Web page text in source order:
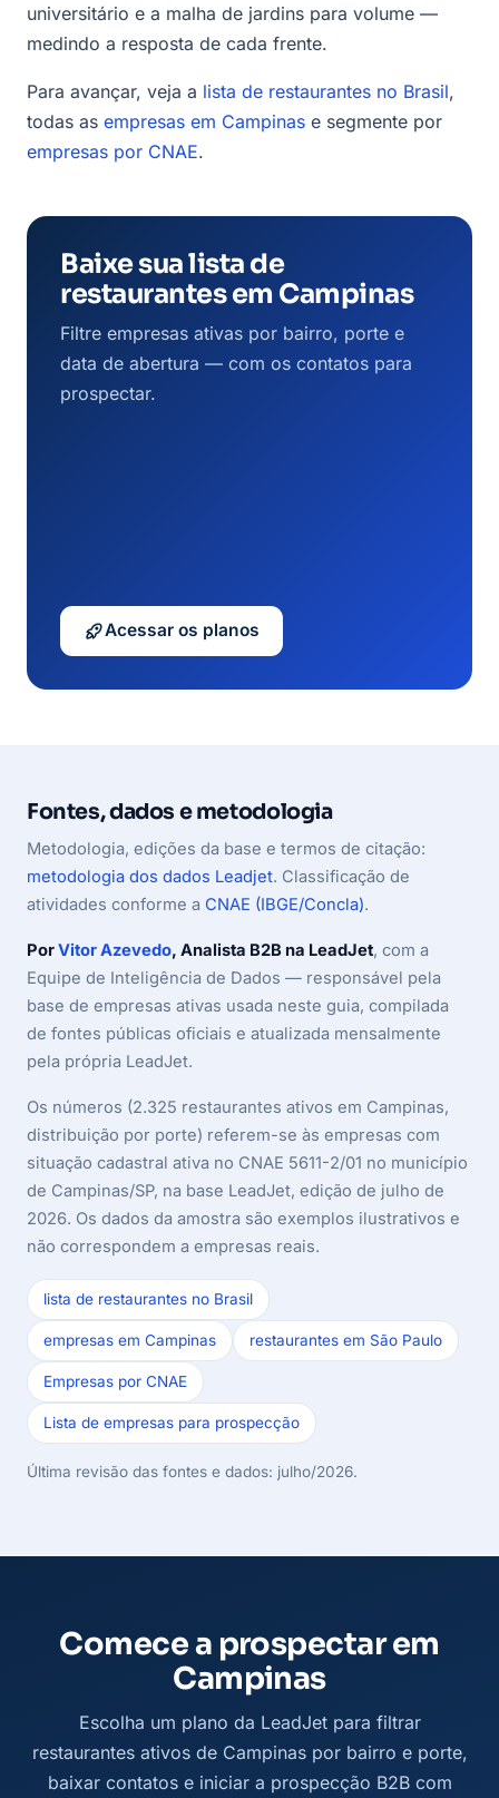
universitário e a malha de jardins para volume —
medindo a resposta de cada frente.
Para avançar, veja a lista de restaurantes no Brasil,
todas as empresas em Campinas e segmente por
empresas por CNAE.
Baixe sua lista de
restaurantes em Campinas
Filtre empresas ativas por bairro, porte e
data de abertura — com os contatos para
prospectar.
Acessar os planos
Fontes, dados e metodologia
Metodologia, edições da base e termos de citação:
metodologia dos dados Leadjet. Classificação de
atividades conforme a CNAE (IBGE/Concla).
PorVitor Azevedo, Analista B2B na LeadJet, com a
Equipe de Inteligência de Dados — responsável pela
base de empresas ativas usada neste guia, compilada
de fontes públicas oficiais e atualizada mensalmente
pela própria LeadJet.
Os números (2.325 restaurantes ativos em Campinas,
distribuição por porte) referem-se às empresas com
situação cadastral ativa no CNAE 5611-2/01 no município
de Campinas/SP, na base LeadJet, edição de julho de
2026. Os dados da amostra são exemplos ilustrativos e
não correspondem a empresas reais.
lista de restaurantes no Brasil
empresas em Campinas restaurantes em São Paulo
Empresas por CNAE
Lista de empresas para prospecção
Última revisão das fontes e dados: julho/2026.
Comece a prospectar em
Campinas
Escolha um plano da LeadJet para filtrar
restaurantes ativos de Campinas por bairro e porte,
baixar contatos e iniciar a prospecção B2B com